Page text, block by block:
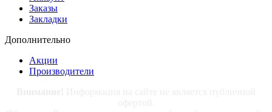
Заказы
Закладки
Дополнительно
Акции
Производители